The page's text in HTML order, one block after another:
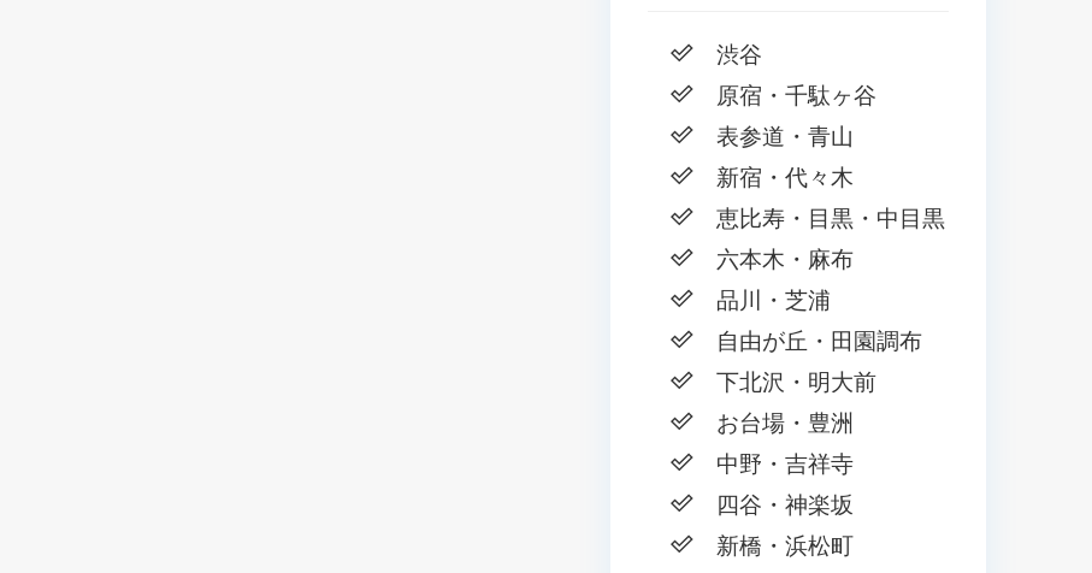
渋谷
原宿・千駄ヶ谷
表参道・青山
新宿・代々木
恵比寿・目黒・中目黒
六本木・麻布
品川・芝浦
自由が丘・田園調布
下北沢・明大前
お台場・豊洲
中野・吉祥寺
四谷・神楽坂
新橋・浜松町